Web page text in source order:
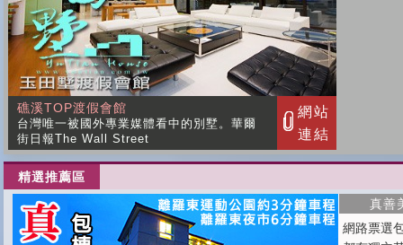
精選推薦區
真善
網路票選